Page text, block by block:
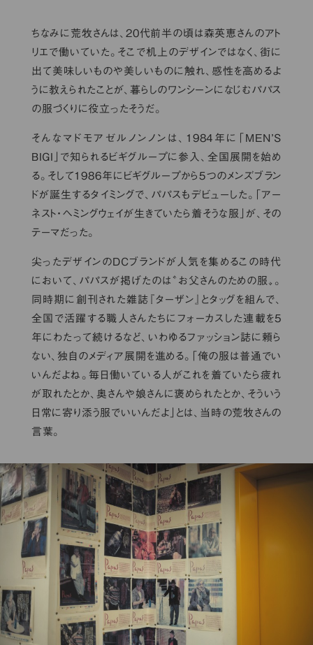
ちなみに荒牧さんは、20代前半の頃は森英恵さんのアト
リエで働いていた。そこで机上のデザインではなく、街に
出て美味しいものや美しいものに触れ、感性を高めるよ
うに教えられたことが、暮らしのワンシーンになじむパパス
の服づくりに役立ったそうだ。
そんなマドモアゼルノンノンは、1984年に「MEN’S
BIGI」で知られるビギグループに参入、全国展開を始め
る。そして1986年にビギグループから５つのメンズブラン
ドが誕生するタイミングで、パパスもデビューした。「アー
ネスト・ヘミングウェイが生きていたら着そうな服」が、その
テーマだった。
尖ったデザインのDCブランドが人気を集めるこの時代
において、パパスが掲げたのは〝お父さんのための服〟。
同時期に創刊された雑誌『ターザン』とタッグを組んで、
全国で活躍する職人さんたちにフォーカスした連載を5
年にわたって続けるなど、いわゆるファッション誌に頼ら
ない、独自のメディア展開を進める。「俺の服は普通でい
いんだよね。毎日働いている人がこれを着ていたら疲れ
が取れたとか、奥さんや娘さんに褒められたとか、そういう
日常に寄り添う服でいいんだよ」とは、当時の荒牧さんの
言葉。